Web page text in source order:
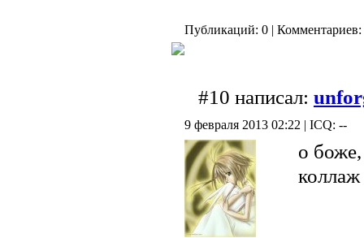
Публикаций: 0 | Комментариев:
#10 написал:
9 февраля 2013 02:22 | ICQ: --
о боже,